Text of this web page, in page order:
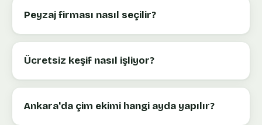
Peyzaj firması nasıl seçilir?
Ücretsiz keşif nasıl işliyor?
Ankara'da çim ekimi hangi ayda yapılır?